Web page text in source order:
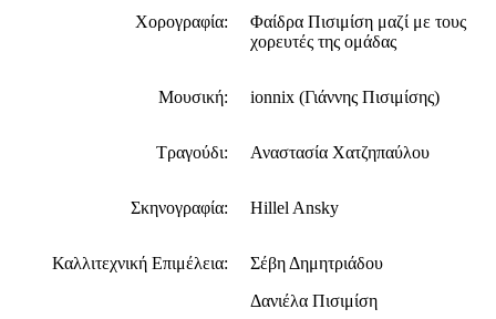
Χορογραφία:
Φαίδρα Πισιμίση μαζί με τους
χορευτές της ομάδας
Μουσική: ionnix (Γιάννης Πισιμίσης)
Τραγούδι: Αναστασία Χατζηπαύλου
Σκηνογραφία: Hillel Ansky
Καλλιτεχνική Επιμέλεια:
Σέβη Δημητριάδου
Δανιέλα Πισιμίση